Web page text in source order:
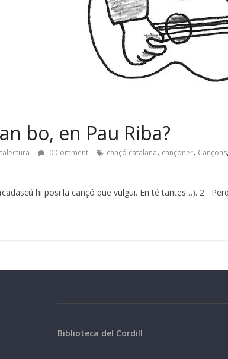
bo, en Pau Riba?
0 Comment cançó catalana, cançoner, Cançons,
hi posi la cançó que vulgui. En té tantes…). 2
Biblioteca del Cordill